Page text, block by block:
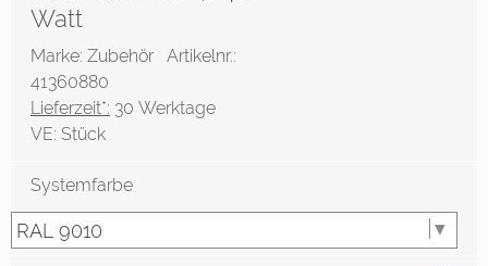
Watt
Marke: Zubehör Artikelnr.:
41360880
Lieferzeit*: 30 Werktage
VE: Stück
Systemfarbe